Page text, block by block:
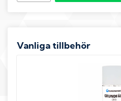
Vanliga tillbehör